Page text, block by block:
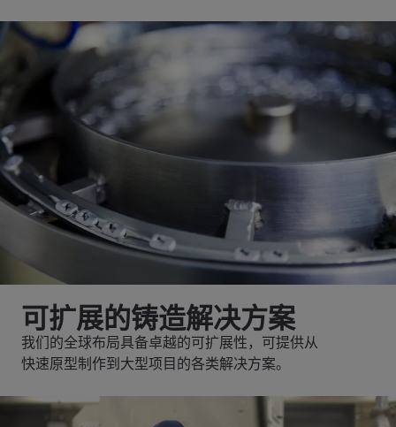
可扩展的铸造解决方案
我们的全球布局具备卓越的可扩展性，可提供从
快速原型制作到大型项目的各类解决方案。